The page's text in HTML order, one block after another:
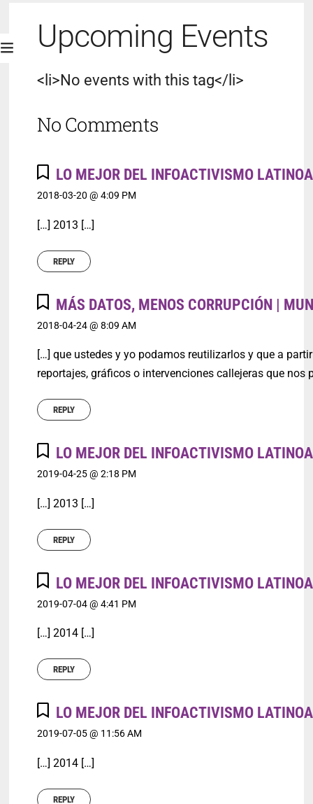
Upcoming Events
<li>No events with this tag</li>
No Comments
LO MEJOR DEL INFOACTIVISMO
2018-03-20 @ 4:09 PM
[…] 2013 […]
REPLY
MÁS DATOS, MENOS CORRUPCIÓN |
2018-04-24 @ 8:09 AM
[…] que ustedes y yo podamos reutilizarlos y que a
reportajes, gráficos o intervenciones callejeras que
REPLY
LO MEJOR DEL INFOACTIVISMO
2019-04-25 @ 2:18 PM
[…] 2013 […]
REPLY
LO MEJOR DEL INFOACTIVISMO
2019-07-04 @ 4:41 PM
[…] 2014 […]
REPLY
LO MEJOR DEL INFOACTIVISMO
2019-07-05 @ 11:56 AM
[…] 2014 […]
REPLY